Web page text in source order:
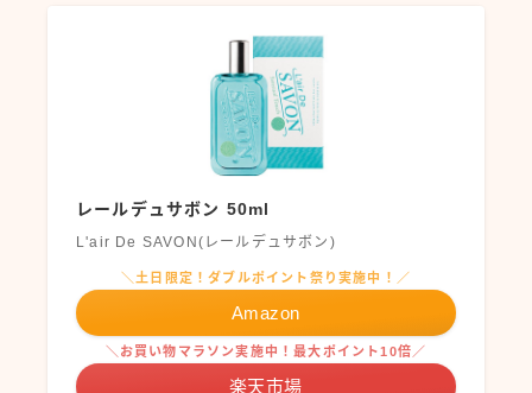
レールデュサボン 50ml
L'air De SAVON(レールデュサボン)
＼土日限定！ダブルポイント祭り実施中！／
Amazon
＼お買い物マラソン実施中！最大ポイント10倍／
楽天市場